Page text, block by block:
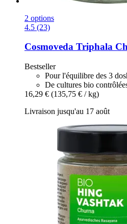
2 options
4.5 (23)
Cosmoveda Triphala
Bestseller
Pour l'équilibre des 3
De cultures bio
16,29 € (135,75 € / kg)
Livraison jusqu'au 17 août